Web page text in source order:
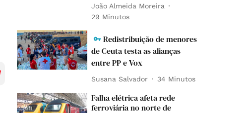
João Almeida Moreira
29 Minutos
Redistribuição de menores
de Ceuta testa as alianças
entre PP e Vox
Susana Salvador 34 Minutos
Falha elétrica afeta rede
ferroviária no norte de